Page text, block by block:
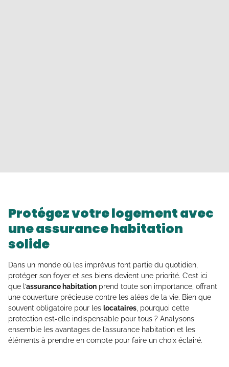
Protégez votre logement avec
une assurance habitation
solide
Dans un monde où les imprévus font partie du quotidien,
protéger son foyer et ses biens devient une priorité. C’est ici
que l’assurance habitation prend toute son importance, offrant
une couverture précieuse contre les aléas de la vie. Bien que
souvent obligatoire pour les locataires, pourquoi cette
protection est-elle indispensable pour tous ? Analysons
ensemble les avantages de l’assurance habitation et les
éléments à prendre en compte pour faire un choix éclairé.